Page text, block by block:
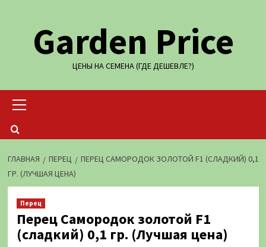
содержимомуGarden Price
ЦЕНЫ НА СЕМЕНА (ГДЕ ДЕШЕВЛЕ?)
меню
ГЛАВНАЯ ПЕРЕЦ
ПЕРЕЦ САМОРОДОК ЗОЛОТОЙ F1 (СЛАДКИЙ) 0,1
ГР. (ЛУЧШАЯ ЦЕНА)
Перец
Перец Самородок золотой F1
(сладкий) 0,1 гр. (Лучшая цена)